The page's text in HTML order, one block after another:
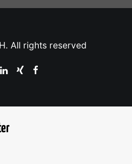
All rights reserved